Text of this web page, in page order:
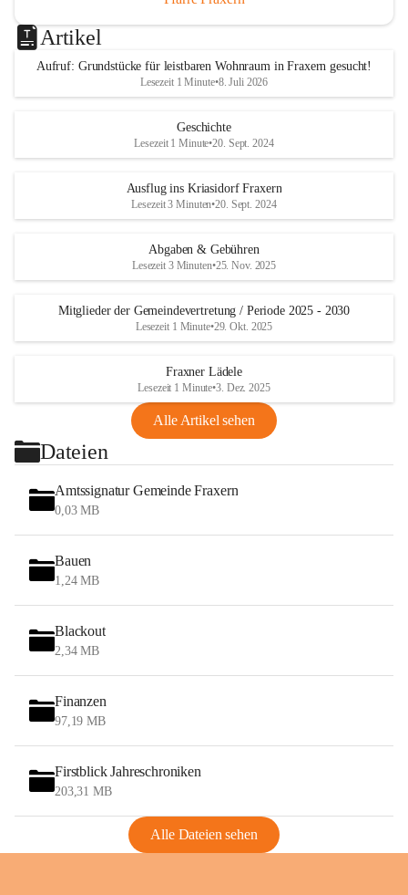
Artikel
Aufruf: Grundstücke für leistbaren Wohnraum in Fraxern gesucht!
Lesezeit 1 Minute•8. Juli 2026
Geschichte
Lesezeit 1 Minute•20. Sept. 2024
Ausflug ins Kriasidorf Fraxern
Lesezeit 3 Minuten•20. Sept. 2024
Abgaben & Gebühren
Lesezeit 3 Minuten•25. Nov. 2025
Mitglieder der Gemeindevertretung / Periode 2025 - 2030
Lesezeit 1 Minute•29. Okt. 2025
Fraxner Lädele
Lesezeit 1 Minute•3. Dez. 2025
Alle Artikel sehen
Dateien
Amtssignatur Gemeinde Fraxern
0,03 MB
Bauen
1,24 MB
Blackout
2,34 MB
Finanzen
97,19 MB
Firstblick Jahreschroniken
203,31 MB
Alle Dateien sehen